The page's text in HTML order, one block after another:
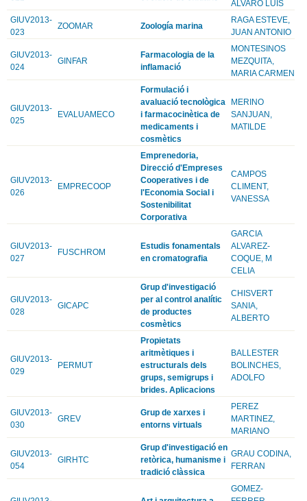
ALVARO LUIS
GIUV2013-
023
ZOOMAR Zoología marina
RAGA ESTEVE,
JUAN ANTONIO
GIUV2013-
024
GINFAR
Farmacologia de la
inflamació
MONTESINOS
MEZQUITA,
MARIA CARMEN
GIUV2013-
025
EVALUAMECO
Formulació i
avaluació tecnològica
i farmacocinètica de
medicaments i
cosmètics
MERINO
SANJUAN,
MATILDE
GIUV2013-
026
EMPRECOOP
Emprenedoria,
Direcció d'Empreses
Cooperatives i de
l'Economia Social i
Sostenibilitat
Corporativa
CAMPOS
CLIMENT,
VANESSA
GIUV2013-
027
FUSCHROM
Estudis fonamentals
en cromatografia
GARCIA
ALVAREZ-
COQUE, M
CELIA
GIUV2013-
028
GICAPC
Grup d'investigació
per al control analític
de productes
cosmètics
CHISVERT
SANIA,
ALBERTO
GIUV2013-
029
PERMUT
Propietats
aritmètiques i
estructurals dels
grups, semigrups i
brides. Aplicacions
BALLESTER
BOLINCHES,
ADOLFO
GIUV2013-
030
GREV
Grup de xarxes i
entorns virtuals
PEREZ
MARTINEZ,
MARIANO
GIUV2013-
054
GIRHTC
Grup d'investigació en
retòrica, humanisme i
tradició clàssica
GRAU CODINA,
FERRAN
GOMEZ-